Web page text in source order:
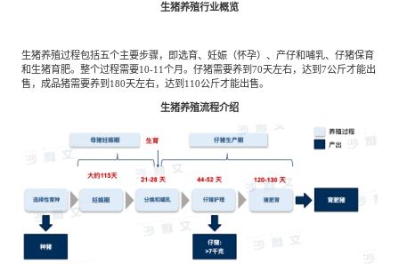
生猪养殖行业概览
生猪养殖过程包括五个主要步骤，即选育、妊娠（怀孕）、产仔和哺乳、仔猪保育
和生猪育肥。整个过程需要10-11个月。仔猪需要养到70天左右，达到7公斤才能出
售，成品猪需要养到180天左右，达到110公斤才能出售。
生猪养殖流程介绍